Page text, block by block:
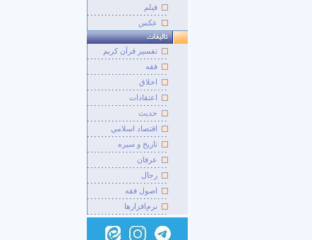
فيلم
عکس
تفسير قرآن کريم
فقه
اخلاق
اعتقادات
حديث
اقتصاد اسلامي
تاريخ و سيره
عرفان
رجال
اصول فقه
نرم‌افزارها